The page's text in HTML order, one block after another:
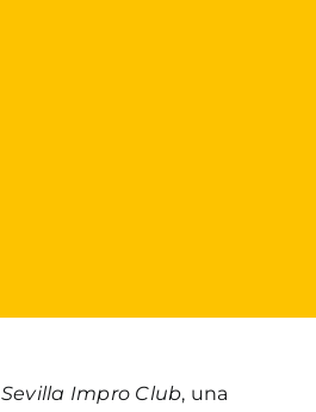
Sevilla Impro Club, una